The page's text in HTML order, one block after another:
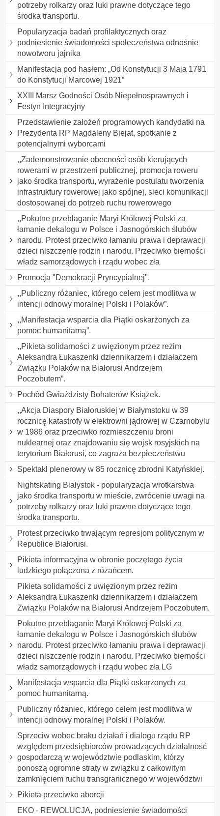
potrzeby rolkarzy oraz luki prawne dotyczące tego
środka transportu.
Popularyzacja badań profilaktycznych oraz
podniesienie świadomości społeczeństwa odnośnie
nowotworu jajnika
Manifestacja pod hasłem: „Od Konstytucji 3 Maja 1791
do Konstytucji Marcowej 1921”
XXIII Marsz Godności Osób Niepełnosprawnych i
Festyn Integracyjny
Przedstawienie założeń programowych kandydatki na
Prezydenta RP Magdaleny Biejat, spotkanie z
potencjalnymi wyborcami
,,Zademonstrowanie obecności osób kierujących
rowerami w przestrzeni publicznej, promocja roweru
jako środka transportu, wyrażenie postulatu tworzenia
infrastruktury rowerowej jako spójnej, sieci komunikacji
dostosowanej do potrzeb ruchu rowerowego
,,Pokutne przebłaganie Maryi Królowej Polski za
łamanie dekalogu w Polsce i Jasnogórskich ślubów
narodu. Protest przeciwko łamaniu prawa i deprawacji
dzieci niszczenie rodzin i narodu. Przeciwko bierności
władz samorządowych i rządu wobec zła
Promocja "Demokracji Pryncypialnej".
,,Publiczny różaniec, którego celem jest modlitwa w
intencji odnowy moralnej Polski i Polaków”.
,,Manifestacja wsparcia dla Piątki oskarżonych za
pomoc humanitarną”.
,,Pikieta solidarności z uwięzionym przez reżim
Aleksandra Łukaszenki dziennikarzem i działaczem
Związku Polaków na Białorusi Andrzejem
Poczobutem”.
Pochód Gwiaździsty Bohaterów Książek.
,,Akcja Diaspory Białoruskiej w Białymstoku w 39
rocznicę katastrofy w elektrowni jądrowej w Czarnobylu
w 1986 oraz przeciwko rozmieszczeniu broni
nuklearnej oraz znajdowaniu się wojsk rosyjskich na
terytorium Białorusi, co zagraża bezpieczeństwu
Spektakl plenerowy w 85 rocznicę zbrodni Katyńskiej.
Nightskating Białystok - popularyzacja wrotkarstwa
jako środka transportu w mieście, zwrócenie uwagi na
potrzeby rolkarzy oraz luki prawne dotyczące tego
środka transportu.
Protest przeciwko trwającym represjom politycznym w
Republice Białorusi.
Pikieta informacyjna w obronie poczętego życia
ludzkiego połączona z różańcem.
Pikieta solidarności z uwięzionym przez reżim
Aleksandra Łukaszenki dziennikarzem i działaczem
Związku Polaków na Białorusi Andrzejem Poczobutem.
Pokutne przebłaganie Maryi Królowej Polski za
łamanie dekalogu w Polsce i Jasnogórskich ślubów
narodu. Protest przeciwko łamaniu prawa i deprawacji
dzieci niszczenie rodzin i narodu. Przeciwko bierności
władz samorządowych i rządu wobec zła LG
Manifestacja wsparcia dla Piątki oskarżonych za
pomoc humanitarną.
Publiczny różaniec, którego celem jest modlitwa w
intencji odnowy moralnej Polski i Polaków.
Sprzeciw wobec braku działań i dialogu rządu RP
względem przedsiębiorców prowadzących działalność
gospodarczą w województwie podlaskim, którzy
ponoszą ogromne straty w związku z całkowitym
zamknięciem ruchu transgranicznego w województwi
Pikieta przeciwko aborcji
EKO - REWOLUCJA, podniesienie świadomości